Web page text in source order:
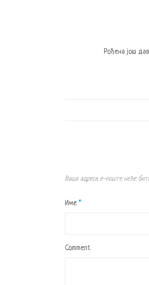
Рођена још
Ваша адреса е-поште неће
Име *
Comment